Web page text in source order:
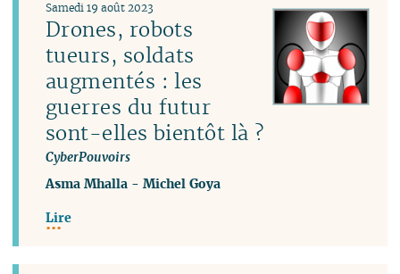
Drones, robots
tueurs, soldats
augmentés : les
guerres du futur
sont-elles bientôt là ?
CyberPouvoirs
Samedi 19 août 2023
Asma Mhalla -Michel Goya
Lire